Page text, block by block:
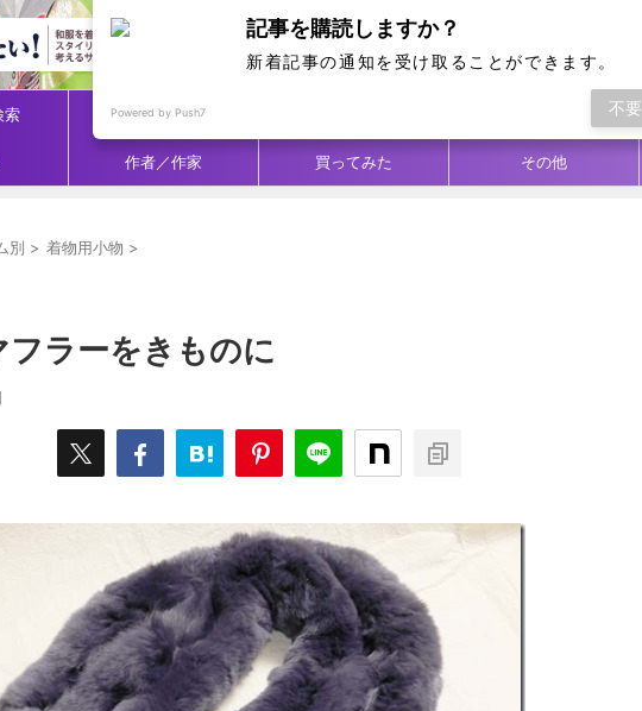
索 アイテム別
作者／作家 買ってみた その他
別 > 着物用小物 >
フラーをきものに
記事を購読しますか？
新着記事の通知を受け取ることができます。
Powered by Push7 不要